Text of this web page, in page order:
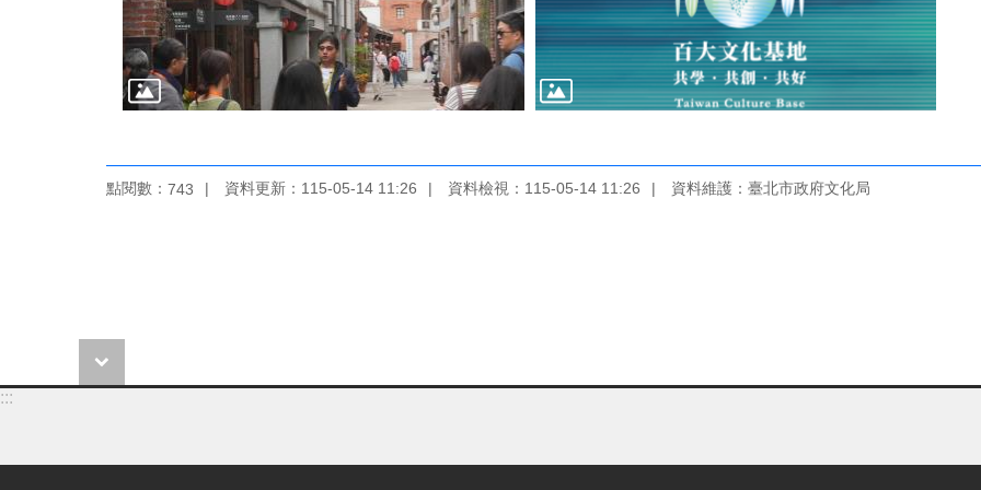
點閱數： 743 資料更新：115-05-14 11:26 資料檢視：115-05-14 11:26 資料維護：臺北市政府文化局
:::